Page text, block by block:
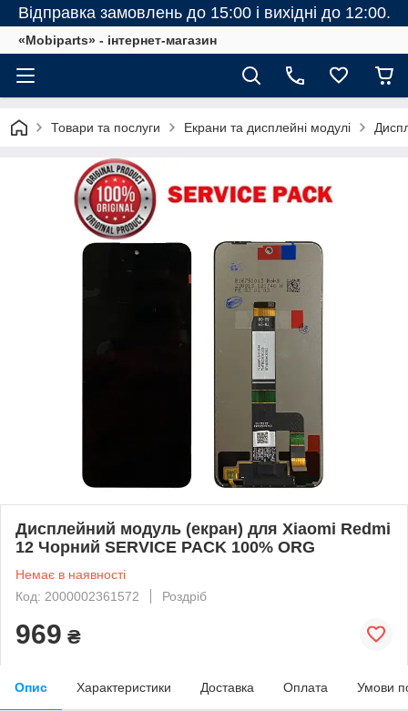
Відправка замовлень до 15:00 і вихідні до 12:00.
«Mobiparts» - інтернет-магазин
Товари та послуги Екрани та дисплейні модулі
Дисплейний модуль (екран) для Xiaomi Redmi
12 Чорний SERVICE PACK 100% ORG
Немає в наявності
Код: 2000002361572
Роздріб
969 ₴
Опис Характеристики Доставка Оплата Умови